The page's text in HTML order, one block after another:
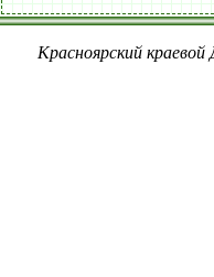
Красноярский